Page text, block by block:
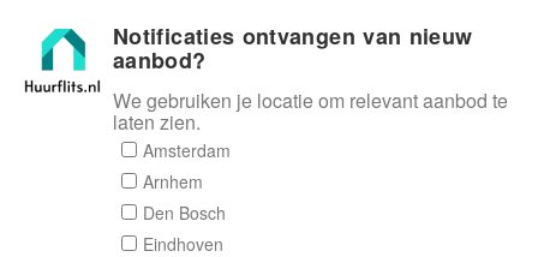
Huurflits
Reactieformulier
Huurflits
Notificaties ontvangen van nieuw
aanbod?
We gebruiken je locatie om relevant aanbod te
laten zien.
Amsterdam
Arnhem
Den Bosch
Eindhoven